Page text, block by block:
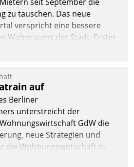
zu tauschen. Das neue
verspricht eine bessere
Wohnraums der Stadt. Erster
Lösung API-Hub mit
auf
Berliner
unterstreicht der
GdW die
neue Strategien und
die Wohnungswirtschaft zu